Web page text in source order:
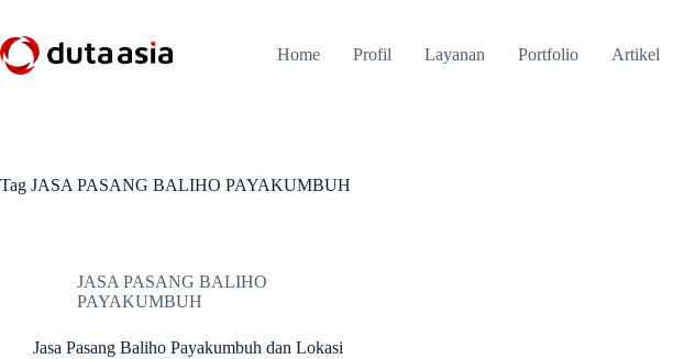
content
Home Profil Layanan Portfolio Artikel
Tag JASA PASANG BALIHO PAYAKUMBUH
JASA PASANG BALIHO
PAYAKUMBUH
Jasa Pasang Baliho Payakumbuh dan Lokasi